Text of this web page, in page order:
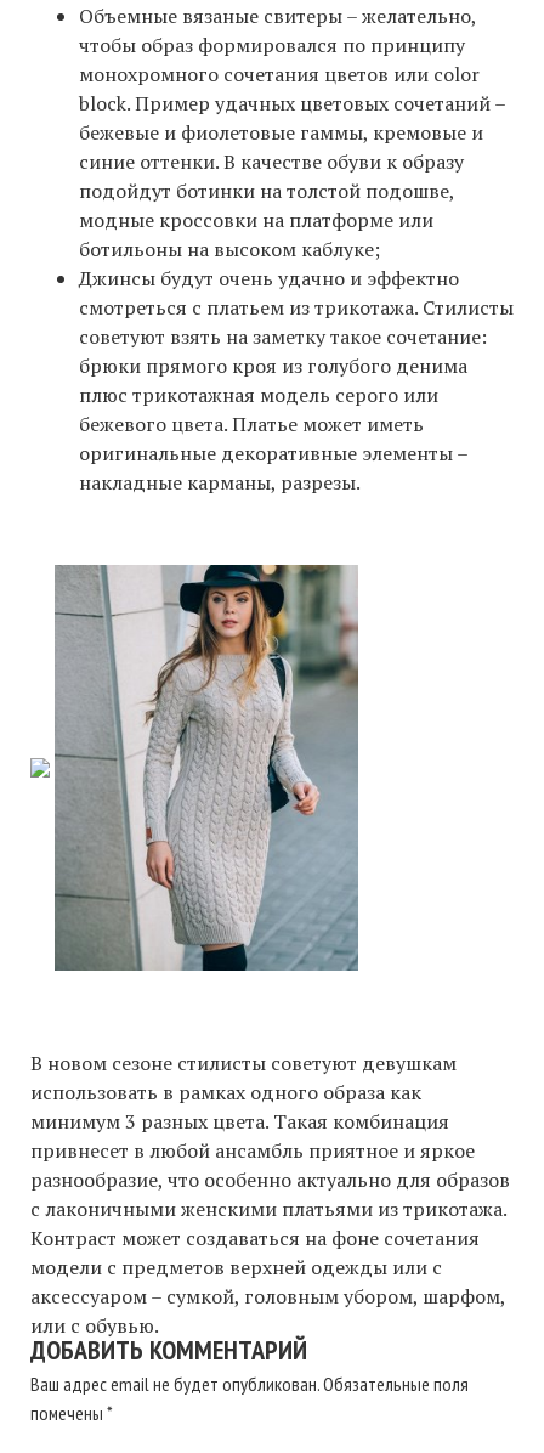
Объемные вязаные свитеры – желательно,
чтобы образ формировался по принципу
монохромного сочетания цветов или color
block. Пример удачных цветовых сочетаний –
бежевые и фиолетовые гаммы, кремовые и
синие оттенки. В качестве обуви к образу
подойдут ботинки на толстой подошве,
модные кроссовки на платформе или
ботильоны на высоком каблуке;
Джинсы будут очень удачно и эффектно
смотреться с платьем из трикотажа. Стилисты
советуют взять на заметку такое сочетание:
брюки прямого кроя из голубого денима
плюс трикотажная модель серого или
бежевого цвета. Платье может иметь
оригинальные декоративные элементы –
накладные карманы, разрезы.
В новом сезоне стилисты советуют девушкам
использовать в рамках одного образа как
минимум 3 разных цвета. Такая комбинация
привнесет в любой ансамбль приятное и яркое
разнообразие, что особенно актуально для образов
с лаконичными женскими платьями из трикотажа.
Контраст может создаваться на фоне сочетания
модели с предметов верхней одежды или с
аксессуаром – сумкой, головным убором, шарфом,
или с обувью.
ДОБАВИТЬ КОММЕНТАРИЙ
Ваш адрес email не будет опубликован.Обязательные поля
помечены *